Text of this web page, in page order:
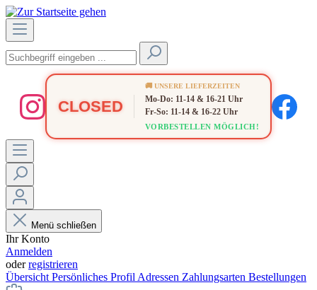
CLOSED
🚚 UNSERE LIEFERZEITEN
Mo-Do: 11-14 & 16-21 Uhr
Fr-So: 11-14 & 16-22 Uhr
VORBESTELLEN MÖGLICH!
Menü schließen
Ihr Konto
Anmelden
oderregistrieren
Übersicht Persönliches Profil Adressen Zahlungsarten Bestellungen